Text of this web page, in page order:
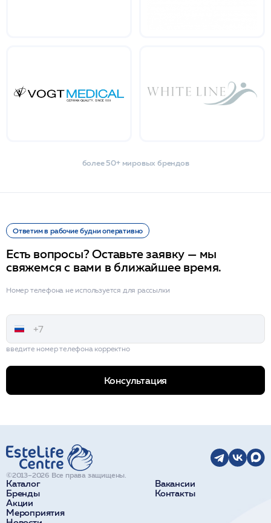
более 50+ мировых брендов
Ответим в рабочие будни оперативно
Есть вопросы? Оставьте заявку — мы
свяжемся с вами в ближайшее время.
Номер телефона не используется для рассылки
введите номер телефона корректно
Консультация
Каталог
Бренды
Акции
Мероприятия
Вакансии
Контакты
©2013–2026 Все права защищены.